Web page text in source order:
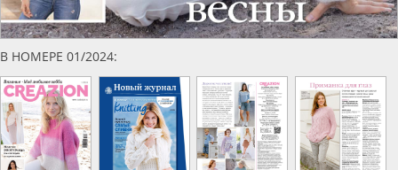
В НОМЕРЕ 01/2024: